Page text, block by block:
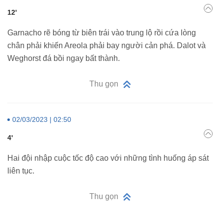
12'
Garnacho rẽ bóng từ biên trái vào trung lộ rồi cứa lòng
chân phải khiến Areola phải bay người cản phá. Dalot và
Weghorst đá bồi ngay bất thành.
Thu gọn
02/03/2023 | 02:50
4'
Hai đội nhập cuộc tốc độ cao với những tình huống áp sát
liên tục.
Thu gọn